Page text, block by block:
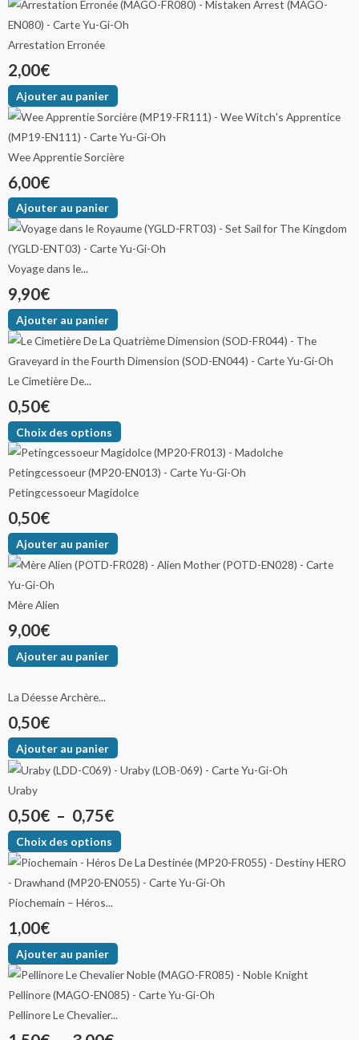
Arrestation Erronée
2,00€
Ajouter au panier
Wee Apprentie Sorcière
6,00€
Ajouter au panier
Voyage dans le...
9,90€
Ajouter au panier
Le Cimetière De...
0,50€
Choix des options
Petingcessoeur Magidolce
0,50€
Ajouter au panier
Mère Alien
9,00€
Ajouter au panier
La Déesse Archère...
0,50€
Ajouter au panier
Uraby
0,50€ – 0,75€
Choix des options
Piochemain – Héros...
1,00€
Ajouter au panier
Pellinore Le Chevalier...